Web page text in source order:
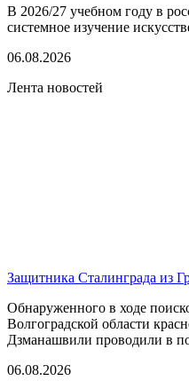
В 2026/27 учебном году в
системное изучение
06.08.2026
Лента новостей
Защитника Сталинграда из
Обнаруженного в ходе
Волгоградской области
Дзманашвили проводили в
06.08.2026